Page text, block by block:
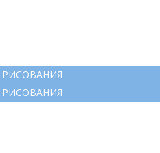
РИСОВАНИЯ
РИСОВАНИЯ